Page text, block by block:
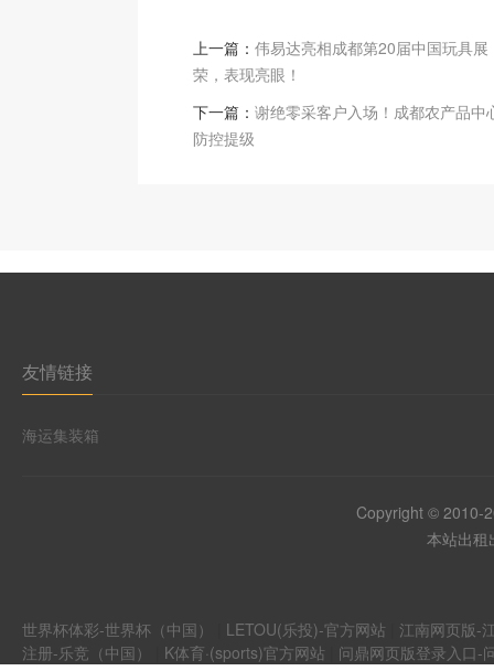
上一篇： 伟易达亮相成都第20届中国玩具展
荣，表现亮眼！
下一篇： 谢绝零采客户入场！成都农产品中
防控提级
友情链接
海运集装箱
Copyright © 2010-
本站出
世界杯体彩-世界杯（中国） LETOU(乐投)-官方网站
江南网页版-
注册-乐竞（中国）
K体育·(sports)官方网站 问鼎网页版登录入口-